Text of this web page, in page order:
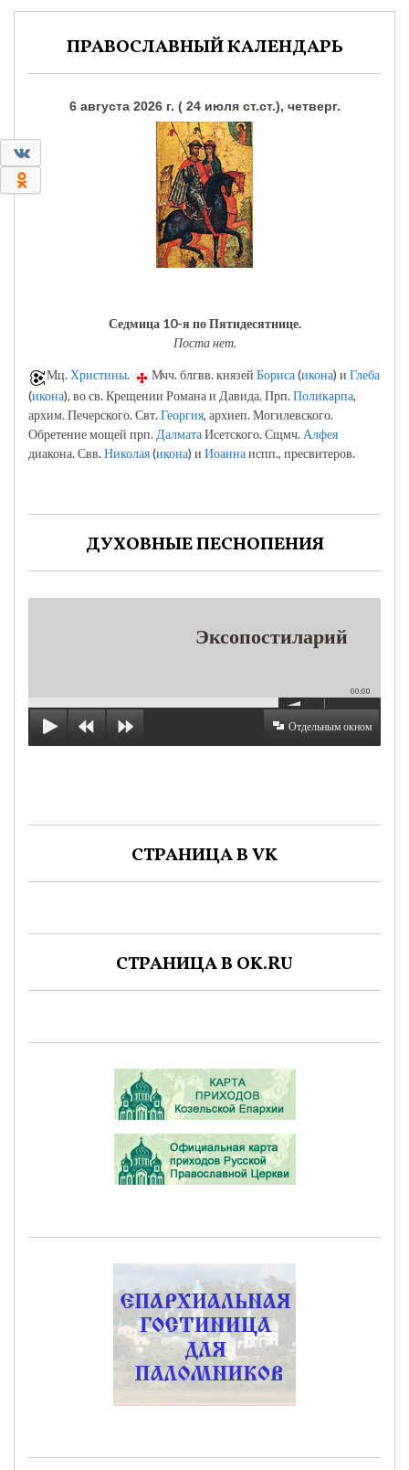
ПРАВОСЛАВНЫЙ КАЛЕНДАРЬ
6 августа 2026 г. ( 24 июля ст.ст.), четверг.
Седмица 10-я по Пятидесятнице.
Поста нет.
Мц. Христины. Мчч. блгвв. князей Бориса(икона) и Глеба
(икона), во св. Крещении Романа и Давида. Прп.Поликарпа,
архим. Печерского. Свт.Георгия, архиеп. Могилевского.
Обретение мощей прп.ДалматаИсетского. Сщмч.Алфея
диакона. Свв.Николая(икона) и Иоаннаиспп., пресвитеров.
ДУХОВНЫЕ ПЕСНОПЕНИЯ
Эксопостиларий
00:00
Отдельным окном
СТРАНИЦА В VK
СТРАНИЦА В OK.RU